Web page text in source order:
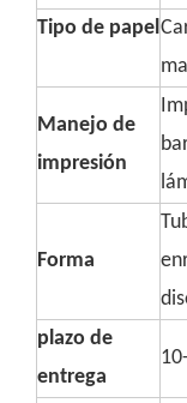
Tipo de papel
Manejo de
impresión
Forma
plazo de
entrega